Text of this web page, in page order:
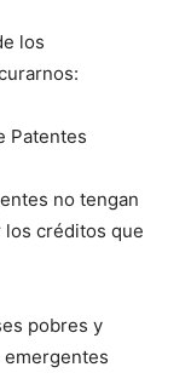
los
Patentes
no tengan
los créditos que
pobres y